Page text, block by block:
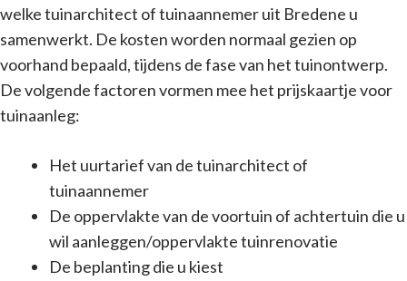
welke tuinarchitect of tuinaannemer uit Bredene u
samenwerkt. De kosten worden normaal gezien op
voorhand bepaald, tijdens de fase van het tuinontwerp.
De volgende factoren vormen mee het prijskaartje voor
tuinaanleg:
Het uurtarief van de tuinarchitect of
tuinaannemer
De oppervlakte van de voortuin of achtertuin die u
wil aanleggen/oppervlakte tuinrenovatie
De beplanting die u kiest